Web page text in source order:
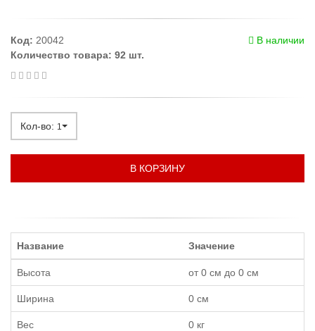
В наличии
Код: 20042
Количество товара: 92 шт.
Кол-во: 1
В КОРЗИНУ
Название Значение
Высота от 0 см до 0 см
Ширина 0 см
Вес 0 кг